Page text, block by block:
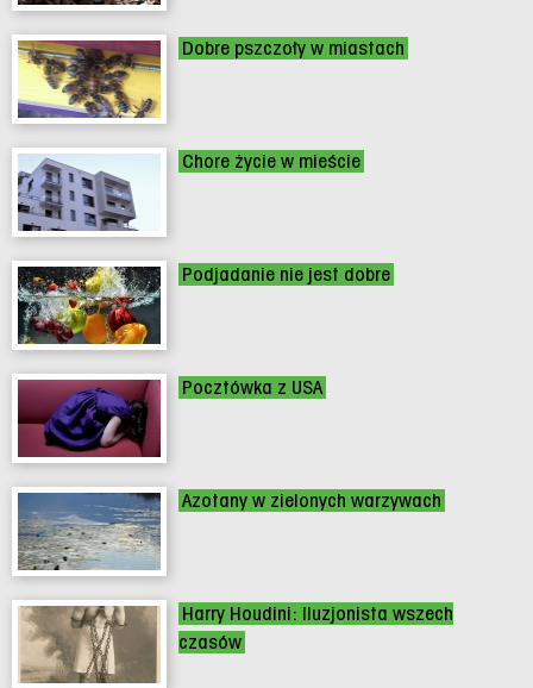
Dobre pszczoły w miastach
Chore życie w mieście
Podjadanie nie jest dobre
Pocztówka z USA
Azotany w zielonych warzywach
Harry Houdini: Iluzjonista wszech
czasów